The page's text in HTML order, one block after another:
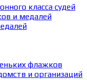
класса судей
и медалей
флажков
и организаций